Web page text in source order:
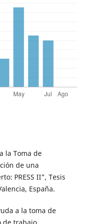
la Toma de
de una
PRESS II”, Tesis
España.
a la toma de